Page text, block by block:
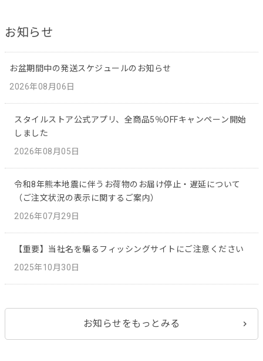
お知らせ
お盆期間中の発送スケジュールのお知らせ
2026年08月06日
スタイルストア公式アプリ、全商品5％OFFキャンペーン開始
しました
2026年08月05日
令和8年熊本地震に伴うお荷物のお届け停止・遅延について
（ご注文状況の表示に関するご案内）
2026年07月29日
【重要】当社名を騙るフィッシングサイトにご注意ください
2025年10月30日
お知らせをもっとみる